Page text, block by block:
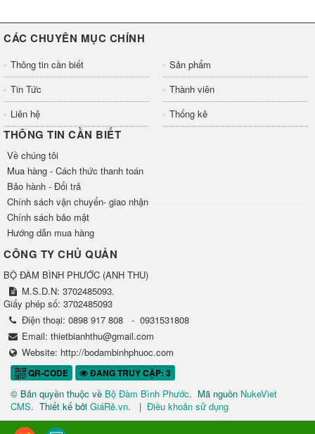
CÁC CHUYÊN MỤC CHÍNH
Thông tin cần biết
Sản phẩm
Tin Tức
Thành viên
Liên hệ
Thống kê
THÔNG TIN CẦN BIẾT
Về chúng tôi
Mua hàng - Cách thức thanh toán
Bảo hành - Đổi trả
Chính sách vận chuyển- giao nhận
Chính sách bảo mật
Hướng dẫn mua hàng
CÔNG TY CHỦ QUẢN
BỘ ĐÀM BÌNH PHƯỚC (ANH THU)
M.S.D.N: 3702485093.
Giấy phép số: 3702485093
Điện thoại: 0898 917 808 - 0931531808
Email: thietbianhthu@gmail.com
Website: http://bodambinhphuoc.com
QR-CODE ĐANG TRUY CẬP: 3
© Bản quyền thuộc về Bộ Đàm Bình Phước. Mã nguồn NukeViet
CMS. Thiết kế bởi GiáRẻ.vn. | Điều khoản sử dụng